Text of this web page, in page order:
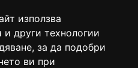
използва
и други технологии
за да подобри
ви при